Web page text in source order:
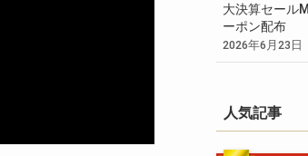
大決算セール
ーポン配布
2026年6月23日
人気記事